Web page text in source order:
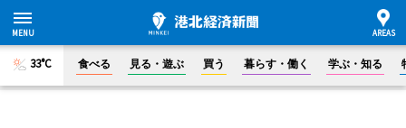
33°C 食べる 見る・遊ぶ 買う 暮らす・働く 学ぶ・知る